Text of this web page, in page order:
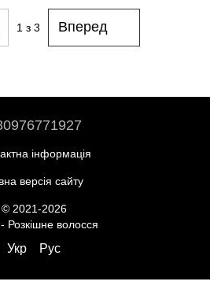
1 з 3 Вперед
інформація
версія сайту
© 2021-2026
Розкішне волосся
Укр Рус